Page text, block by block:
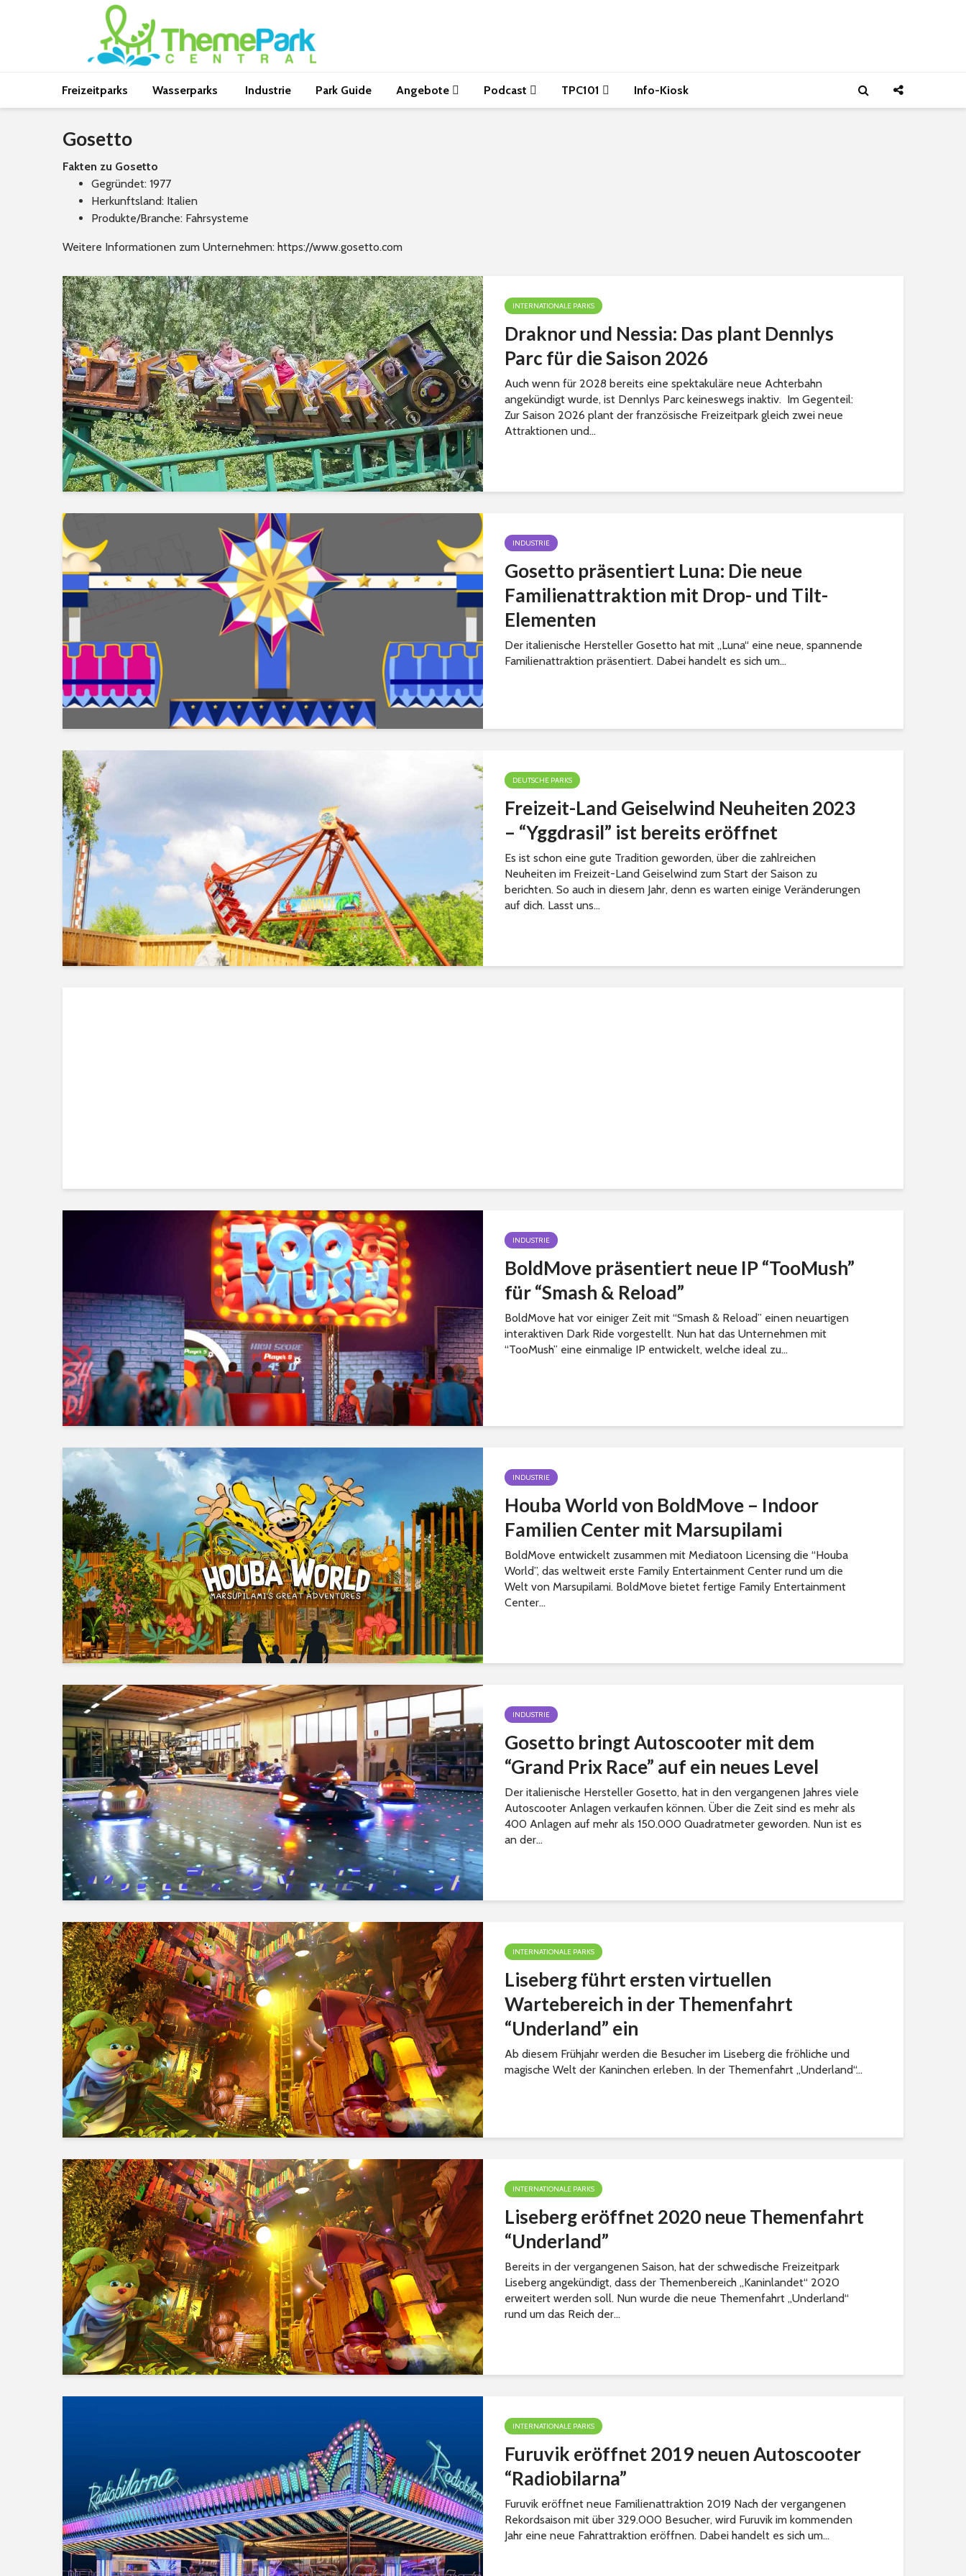
Freizeitparks Wasserparks Industrie Park Guide Angebote Podcast TPC101 Info-Kiosk
Gosetto
Fakten zu Gosetto
Gegründet: 1977
Herkunftsland: Italien
Produkte/Branche: Fahrsysteme
Weitere Informationen zum Unternehmen: https://www.gosetto.com
INTERNATIONALE PARKS
Draknor und Nessia: Das plant Dennlys
Parc für die Saison 2026
Auch wenn für 2028 bereits eine spektakuläre neue Achterbahn
angekündigt wurde, ist Dennlys Parc keineswegs inaktiv. Im Gegenteil:
Zur Saison 2026 plant der französische Freizeitpark gleich zwei neue
Attraktionen und...
INDUSTRIE
Gosetto präsentiert Luna: Die neue
Familienattraktion mit Drop- und Tilt-
Elementen
Der italienische Hersteller Gosetto hat mit „Luna“ eine neue, spannende
Familienattraktion präsentiert. Dabei handelt es sich um...
DEUTSCHE PARKS
Freizeit-Land Geiselwind Neuheiten 2023
– “Yggdrasil” ist bereits eröffnet
Es ist schon eine gute Tradition geworden, über die zahlreichen
Neuheiten im Freizeit-Land Geiselwind zum Start der Saison zu
berichten. So auch in diesem Jahr, denn es warten einige Veränderungen
auf dich. Lasst uns...
INDUSTRIE
BoldMove präsentiert neue IP “TooMush”
für “Smash & Reload”
BoldMove hat vor einiger Zeit mit “Smash & Reload” einen neuartigen
interaktiven Dark Ride vorgestellt. Nun hat das Unternehmen mit
“TooMush” eine einmalige IP entwickelt, welche ideal zu...
INDUSTRIE
Houba World von BoldMove – Indoor
Familien Center mit Marsupilami
BoldMove entwickelt zusammen mit Mediatoon Licensing die “Houba
World”, das weltweit erste Family Entertainment Center rund um die
Welt von Marsupilami. BoldMove bietet fertige Family Entertainment
Center...
INDUSTRIE
Gosetto bringt Autoscooter mit dem
“Grand Prix Race” auf ein neues Level
Der italienische Hersteller Gosetto, hat in den vergangenen Jahres viele
Autoscooter Anlagen verkaufen können. Über die Zeit sind es mehr als
400 Anlagen auf mehr als 150.000 Quadratmeter geworden. Nun ist es
an der...
INTERNATIONALE PARKS
Liseberg führt ersten virtuellen
Wartebereich in der Themenfahrt
“Underland” ein
Ab diesem Frühjahr werden die Besucher im Liseberg die fröhliche und
magische Welt der Kaninchen erleben. In der Themenfahrt „Underland“...
INTERNATIONALE PARKS
Liseberg eröffnet 2020 neue Themenfahrt
“Underland”
Bereits in der vergangenen Saison, hat der schwedische Freizeitpark
Liseberg angekündigt, dass der Themenbereich „Kaninlandet“ 2020
erweitert werden soll. Nun wurde die neue Themenfahrt „Underland“
rund um das Reich der...
INTERNATIONALE PARKS
Furuvik eröffnet 2019 neuen Autoscooter
“Radiobilarna”
Furuvik eröffnet neue Familienattraktion 2019 Nach der vergangenen
Rekordsaison mit über 329.000 Besucher, wird Furuvik im kommenden
Jahr eine neue Fahrattraktion eröffnen. Dabei handelt es sich um...